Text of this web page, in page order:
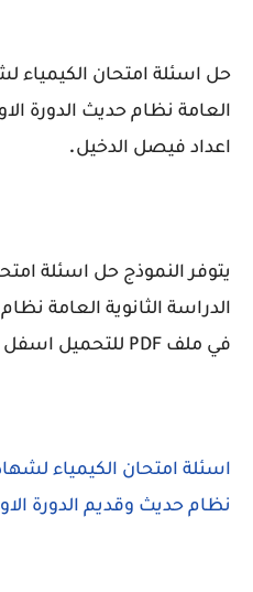
حل اسئلة امتحان الكيمياء
اعداد فيصل الدخيل.
يتوفر النموذج حل اسئلة
في ملف PDF للتحميل اسفل الصور.
اسئلة امتحان الكيمياء
نظام حديث وقديم الدورة الاولي